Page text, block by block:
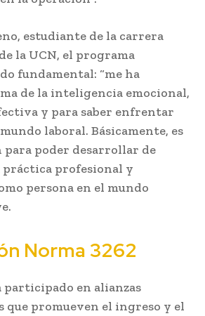
estudiante de la carrera
la UCN, el programa
fundamental: “me ha
de la inteligencia emocional,
y para saber enfrentar
laboral. Básicamente, es
para poder desarrollar de
práctica profesional y
persona en el mundo
Norma 3262
participado en alianzas
que promueven el ingreso y el